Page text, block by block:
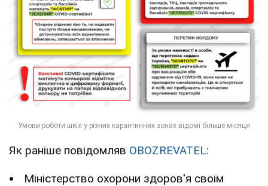
Як раніше повідомляв OBOZREVATEL:
Міністерство охорони здоров'я своїм